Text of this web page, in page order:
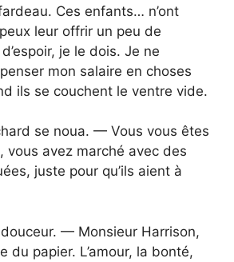
Ces enfants… n’ont
leur offrir un peu de
je le dois. Je ne
mon salaire en choses
ils se couchent le ventre vide.
se noua. — Vous vous êtes
vous avez marché avec des
juste pour qu’ils aient à
— Monsieur Harrison,
du papier. L’amour, la bonté,